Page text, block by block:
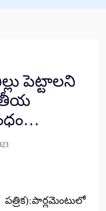
పెట్టాలని
పత్రిక):పార్లమెంటులో